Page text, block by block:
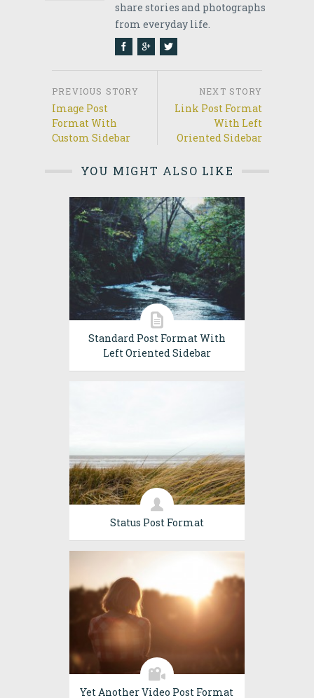
share stories and photographs
from everyday life.
Image Post
Format With
Custom Sidebar
Link Post Format
With Left
Oriented Sidebar
YOU MIGHT ALSO LIKE
Standard Post Format With
Left Oriented Sidebar
Status Post Format
Yet Another Video Post Format